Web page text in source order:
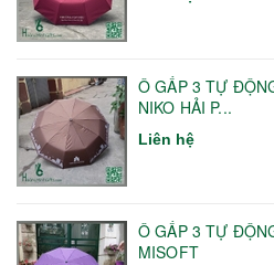
Ô GẤP 3 TỰ
NIKO HẢI P...
Liên hệ
Ô GẤP 3 TỰ
MISOFT